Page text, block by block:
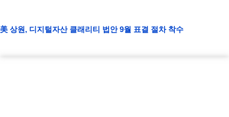
美 상원, 디지털자산 클래리티 법안 9월 표결 절차 착수